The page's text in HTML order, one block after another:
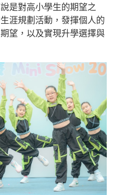
是對高小學生的期望之
涯規劃活動，發揮個人的
望，以及實現升學選擇與